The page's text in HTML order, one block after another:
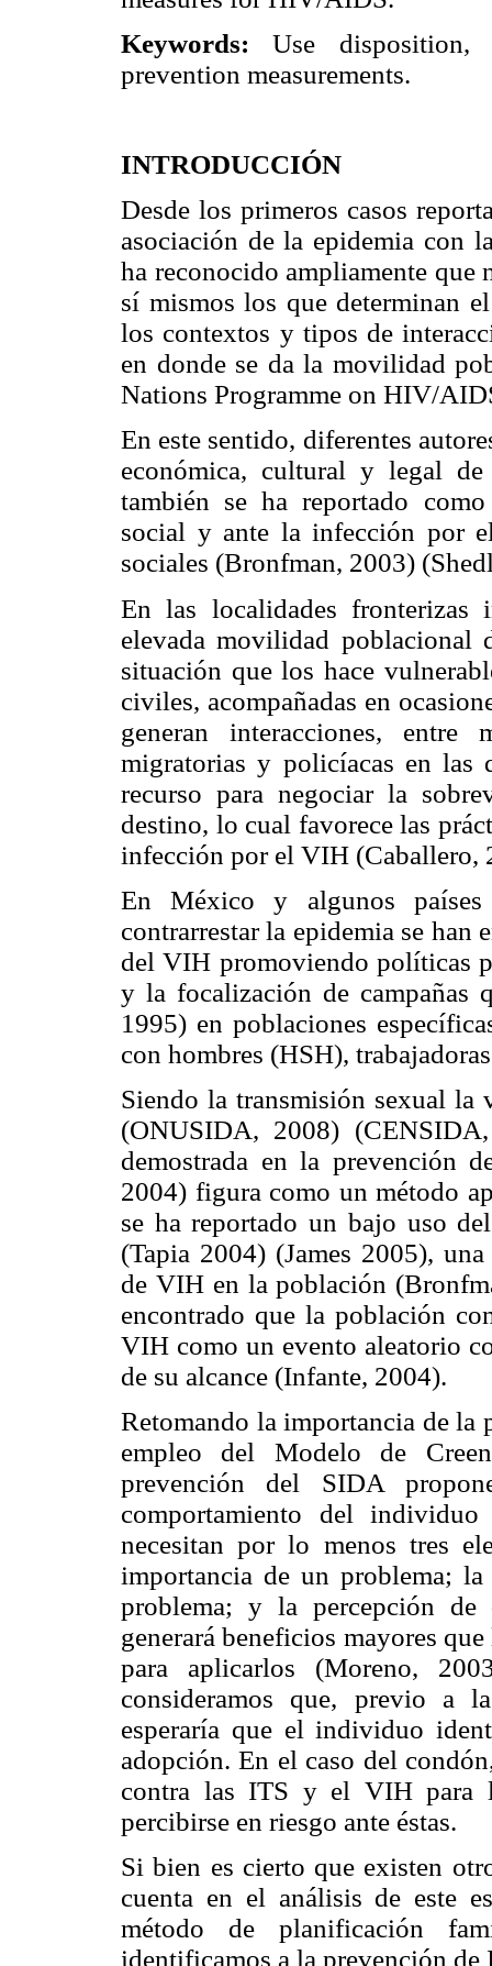
Keywords: Use disposition,
prevention measurements.
INTRODUCCIÓN
Desde los primeros casos
asociación de la epidemia con
ha reconocido ampliamente
sí mismos los que determinan
los contextos y tipos de
en donde se da la movilidad
Nations Programme on HIV/
En este sentido, diferentes
económica, cultural y legal
también se ha reportado
social y ante la infección por
sociales (Bronfman, 2003)
En las localidades fronterizas
elevada movilidad poblacional
situación que los hace
civiles, acompañadas en
generan interacciones, entre
migratorias y policíacas en
recurso para negociar la
destino, lo cual favorece las
infección por el VIH (Caballero,
En México y algunos países
contrarrestar la epidemia se han
del VIH promoviendo políticas
y la focalización de campañas
1995) en poblaciones
con hombres (HSH),
Siendo la transmisión sexual la
(ONUSIDA, 2008)
demostrada en la prevención
2004) figura como un método
se ha reportado un bajo uso
(Tapia 2004) (James 2005),
de VIH en la población
encontrado que la población
VIH como un evento aleatorio
de su alcance (Infante, 2004).
Retomando la importancia de
empleo del Modelo de
prevención del SIDA
comportamiento del
necesitan por lo menos tres
importancia de un problema;
problema; y la percepción de
generará beneficios mayores
para aplicarlos (Moreno,
consideramos que, previo a
esperaría que el individuo
adopción. En el caso del
contra las ITS y el VIH para
percibirse en riesgo ante éstas.
Si bien es cierto que existen
cuenta en el análisis de este
método de planificación
identificamos a la prevención